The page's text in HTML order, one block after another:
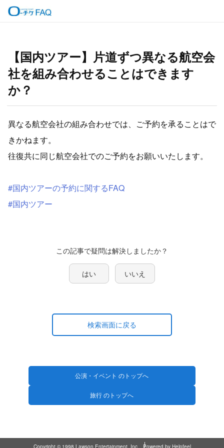
【国内ツアー】片道ずつ異なる航空会
社を組み合わせることはできます
か？
異なる航空会社の組み合わせでは、ご予約を承ることはで
きかねます。
往復共に同じ航空会社でのご予約をお願いいたします。
#国内ツアーの予約に関するFAQ
#国内ツアー
はい いいえ
検索画面に戻る
公演・イベント のトップへ
旅行 のトップへ
Copyright © 1998 Lawson Entertainment, Inc. Powered by Helpfeel